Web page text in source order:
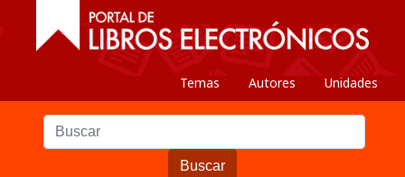
Temas Autores Unidades
Buscar